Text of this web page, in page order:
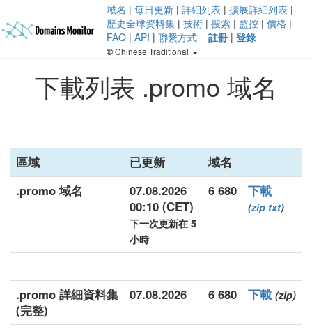
域名 | 每日更新 | 詳細列表 | 擴展詳細列表 |
歷史全球資料集 | 技術 | 搜索 | 監控 | 價格 |
FAQ | API | 聯繫方式 註冊 | 登錄
Chinese Traditional
下載列表 .promo 域名
區域 已更新
域名
.promo 域名
07.08.2026
00:10 (CET)
下一次更新在 5
小時
6 680 下載
(zip txt)
.promo 詳細資料集
(完整)
07.08.2026 6 680 下載 (zip)